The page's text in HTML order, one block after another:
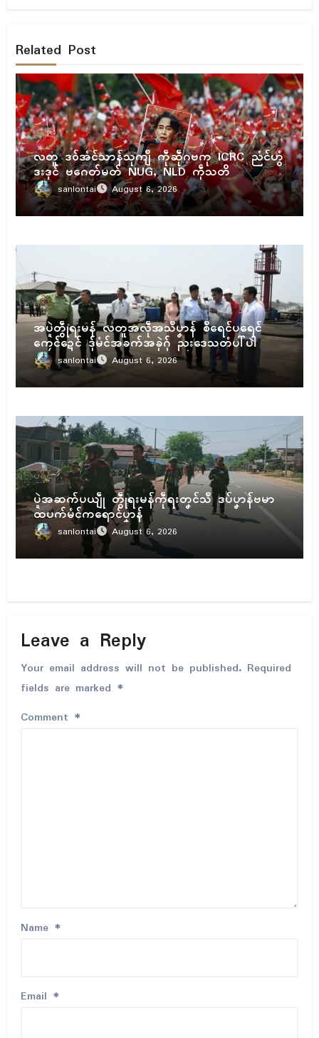
Related Post
ပရိုၚ်
လတူ ဒဝ်အံၚ်သာန်သုကျဳ ကဵုဆဵုဂဗကု ICRC ညံၚ်ဟွံ
ဒးဒုၚ် ဗဂေတ်မတ် NUG, NLD ကဵုသတိ
sanlontai August 6, 2026
ပရိုၚ်
အပ္ဍဲတွဵုရးမန် လတူအလဵုအသဳပၞာန် စဳရေၚ်ပရေၚ်
ကၠေၚ်ဍေၚ် ဒှ်မံၚ်အခက်အခုဲဂှ် ညးဒေသတံပါ်ပါဲ
sanlontai August 6, 2026
ပရိုၚ်
ပ္ဍဲအဆက်ပယျဵု တွဵုရးမန်ကဵုရးတၞၚ်သဳ ဒပ်ပၞာန်ဗမာ
ထပက်မံၚ်ကရောၚ်ပၞာန်
sanlontai August 6, 2026
Leave a Reply
Your email address will not be published. Required
fields are marked *
Comment *
Name *
Email *